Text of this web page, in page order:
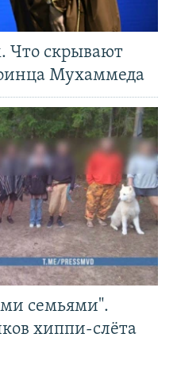
Что скрывают
Мухаммеда
семьями".
хиппи-слёта